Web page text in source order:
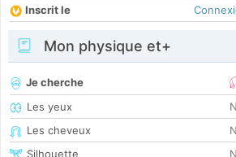
Inscrit le
Mon physique et+
Je cherche
Les yeux
Les cheveux
Silhouette